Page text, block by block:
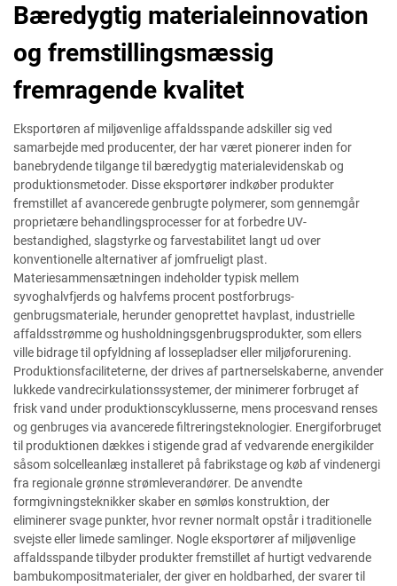
Bæredygtig materialeinnovation
og fremstillingsmæssig
fremragende kvalitet
Eksportøren af miljøvenlige affaldsspande adskiller sig ved
samarbejde med producenter, der har været pionerer inden for
banebrydende tilgange til bæredygtig materialevidenskab og
produktionsmetoder. Disse eksportører indkøber produkter
fremstillet af avancerede genbrugte polymerer, som gennemgår
proprietære behandlingsprocesser for at forbedre UV-
bestandighed, slagstyrke og farvestabilitet langt ud over
konventionelle alternativer af jomfrueligt plast.
Materiesammensætningen indeholder typisk mellem
syvoghalvfjerds og halvfems procent postforbrugs-
genbrugsmateriale, herunder genoprettet havplast, industrielle
affaldsstrømme og husholdningsgenbrugsprodukter, som ellers
ville bidrage til opfyldning af lossepladser eller miljøforurening.
Produktionsfaciliteterne, der drives af partnerselskaberne, anvender
lukkede vandrecirkulationssystemer, der minimerer forbruget af
frisk vand under produktionscyklusserne, mens procesvand renses
og genbruges via avancerede filtreringsteknologier. Energiforbruget
til produktionen dækkes i stigende grad af vedvarende energikilder
såsom solcelleanlæg installeret på fabrikstage og køb af vindenergi
fra regionale grønne strømleverandører. De anvendte
formgivningsteknikker skaber en sømløs konstruktion, der
eliminerer svage punkter, hvor revner normalt opstår i traditionelle
svejste eller limede samlinger. Nogle eksportører af miljøvenlige
affaldsspande tilbyder produkter fremstillet af hurtigt vedvarende
bambukompositmaterialer, der giver en holdbarhed, der svarer til